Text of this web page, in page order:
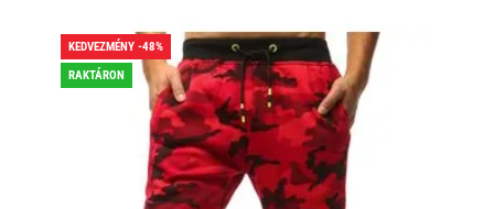
KEDVEZMÉNY -48%
RAKTÁRON